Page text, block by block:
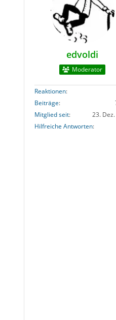
edvoldi
Moderator
Reaktionen
Beiträge
Mitglied seit
23.
Hilfreiche Antworten